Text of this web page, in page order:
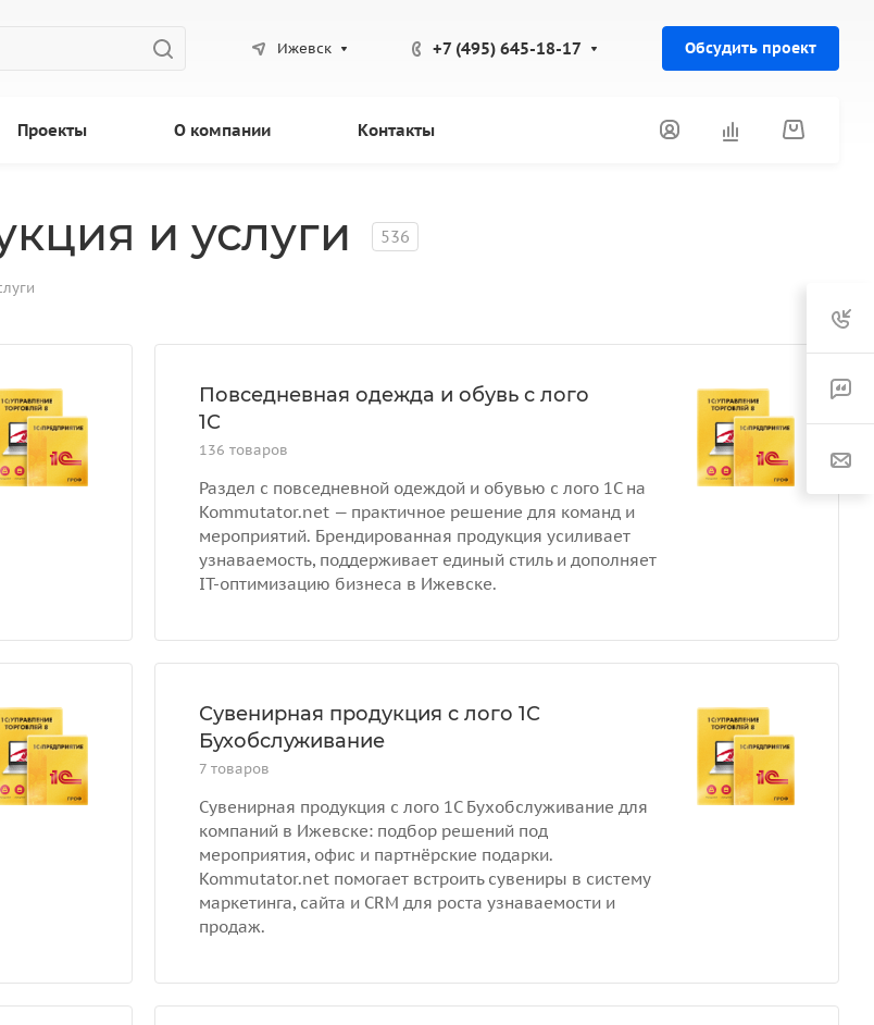
Ижевск +7 (495) 645-18-17 Обсудить проект
Проекты О компании Контакты
и услуги 536
Повседневная одежда и обувь с лого
1С
136 товаров
Раздел с повседневной одеждой и обувью с лого 1С на
Kommutator.net — практичное решение для команд и
мероприятий. Брендированная продукция усиливает
узнаваемость, поддерживает единый стиль и дополняет
IT-оптимизацию бизнеса в Ижевске.
Сувенирная продукция с лого 1С
Бухобслуживание
7 товаров
Сувенирная продукция с лого 1С Бухобслуживание для
компаний в Ижевске: подбор решений под
мероприятия, офис и партнёрские подарки.
Kommutator.net помогает встроить сувениры в систему
маркетинга, сайта и CRM для роста узнаваемости и
продаж.